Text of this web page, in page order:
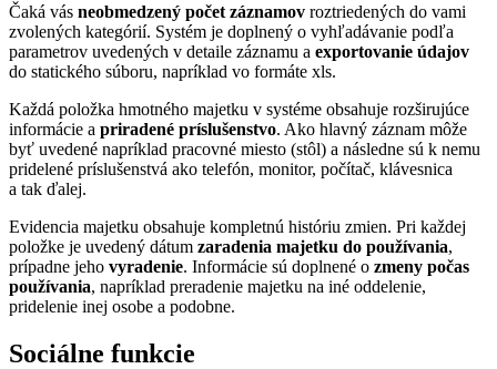
Čaká vás neobmedzený počet záznamov roztriedených do vami
zvolených kategórií. Systém je doplnený o vyhľadávanie podľa
parametrov uvedených v detaile záznamu a exportovanie údajov
do statického súboru, napríklad vo formáte xls.
Každá položka hmotného majetku v systéme obsahuje rozširujúce
informácie a priradené príslušenstvo. Ako hlavný záznam môže
byť uvedené napríklad pracovné miesto (stôl) a následne sú k nemu
pridelené príslušenstvá ako telefón, monitor, počítač, klávesnica
a tak ďalej.
Evidencia majetku obsahuje kompletnú históriu zmien. Pri každej
položke je uvedený dátum zaradenia majetku do používania,
prípadne jeho vyradenie. Informácie sú doplnené o zmeny počas
používania, napríklad preradenie majetku na iné oddelenie,
pridelenie inej osobe a podobne.
Sociálne funkcie